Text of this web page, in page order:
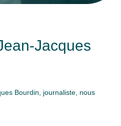
Jacques
Bourdin, journaliste, nous